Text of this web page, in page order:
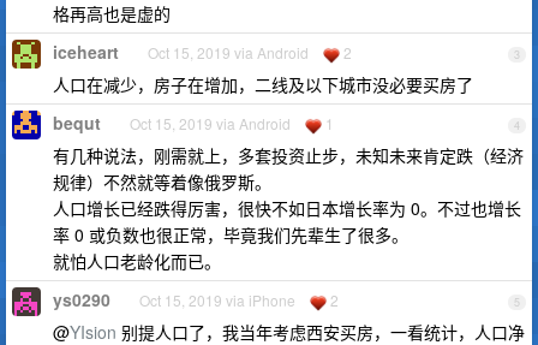
格再高也是虚的
3
iceheart Oct 15, 2019 via Android 2
人口在减少，房子在增加，二线及以下城市没必要买房了
4
bequt Oct 15, 2019 via Android 1
有几种说法，刚需就上，多套投资止步，未知未来肯定跌（经济
规律）不然就等着像俄罗斯。
人口增长已经跌得厉害，很快不如日本增长率为 0。不过也增长
率 0 或负数也很正常，毕竟我们先辈生了很多。
就怕人口老龄化而已。
5
ys0290 Oct 15, 2019 via iPhone 2
@YIsion 别提人口了，我当年考虑西安买房，一看统计，人口净